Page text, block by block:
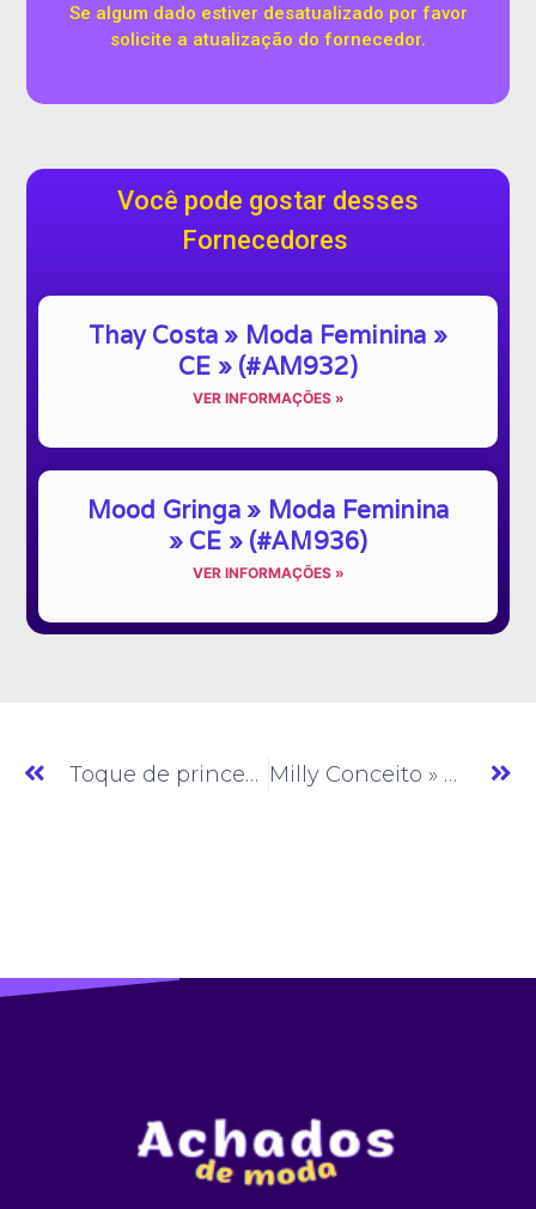
Se algum dado estiver desatualizado por favor
solicite a atualização do fornecedor.
Você pode gostar desses
Fornecedores
Thay Costa » Moda Feminina »
CE » (#AM932)
VER INFORMAÇÕES »
Mood Gringa » Moda Feminina
» CE » (#AM936)
VER INFORMAÇÕES »
Toque de princesa » Moda Feminina » CE » (#AM358) Milly Conceito » Moda Feminina » CE » (#AM360)